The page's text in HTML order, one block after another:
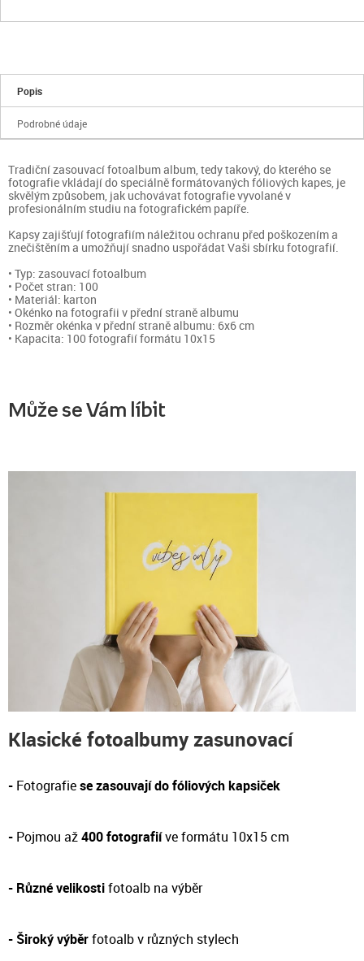
Popis
Podrobné údaje
Tradiční zasouvací fotoalbum album, tedy takový, do kterého se
fotografie vkládají do speciálně formátovaných fóliových kapes, je
skvělým způsobem, jak uchovávat fotografie vyvolané v
profesionálním studiu na fotografickém papíře.
Kapsy zajišťují fotografiím náležitou ochranu před poškozením a
znečištěním a umožňují snadno uspořádat Vaši sbírku fotografií.
• Typ: zasouvací fotoalbum
• Počet stran: 100
• Materiál: karton
• Okénko na fotografii v přední straně albumu
• Rozměr okénka v přední straně albumu: 6x6 cm
• Kapacita: 100 fotografií formátu 10x15
Může se Vám líbit
Klasické fotoalbumy zasunovací
- Fotografiese zasouvají do fóliových kapsiček
- Pojmou až400 fotografiíve formátu 10x15 cm
- Různé velikostifotoalb na výběr
- Široký výběrfotoalb v různých stylech